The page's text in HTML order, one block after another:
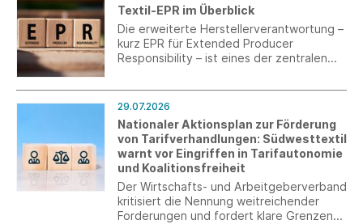
Textil-EPR im Überblick
Die erweiterte Herstellerverantwortung –
kurz EPR für Extended Producer
Responsibility – ist eines der zentralen
die Textilbranche in den kommenden
Jahren begleiten wird. Unsere neue
Textil-EPR-Übersicht bündelt den
aktuellen Stand über die relevanten
Export- und Zielmärkte hinweg und macht
auf einen Blick sichtbar, wo bereits
Pflichten bestehen und wo Systeme
derzeit noch im Aufbau sind.
29.07.2026
Nationaler Aktionsplan zur Förderung
von Tarifverhandlungen: Südwesttextil
warnt vor Eingriffen in Tarifautonomie
und Koalitionsfreiheit
Der Wirtschafts- und Arbeitgeberverband
kritisiert die Nennung weitreichender
Forderungen und fordert klare Grenzen